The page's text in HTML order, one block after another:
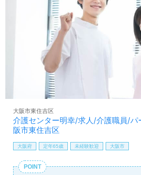
介護センター明幸/求人/介護職員/
阪市東住吉区
大阪市東住吉区
大阪府 定年65歳 未経験歓迎 大阪市
POINT